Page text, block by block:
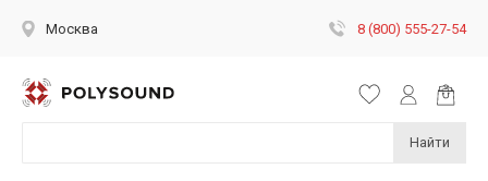
Москва 8 (800) 555-27-54
Найти